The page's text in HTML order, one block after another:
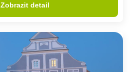
Zobrazit detail